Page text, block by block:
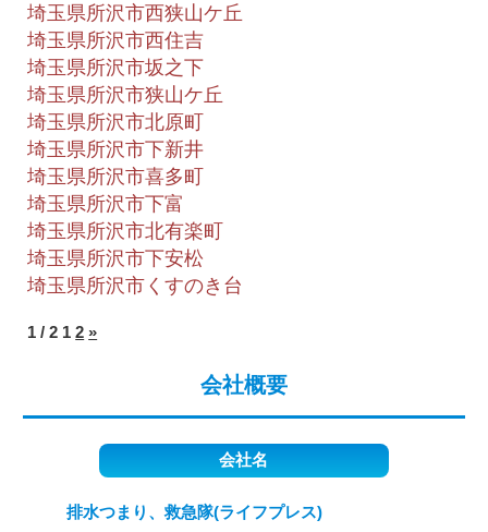
埼玉県所沢市西狭山ケ丘
埼玉県所沢市西住吉
埼玉県所沢市坂之下
埼玉県所沢市狭山ケ丘
埼玉県所沢市北原町
埼玉県所沢市下新井
埼玉県所沢市喜多町
埼玉県所沢市下富
埼玉県所沢市北有楽町
埼玉県所沢市下安松
埼玉県所沢市くすのき台
1 / 2 1 2 »
会社概要
会社名
排水つまり、救急隊(ライフプレス)